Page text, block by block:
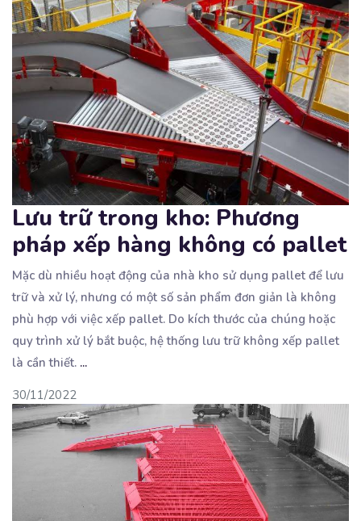
Lưu trữ trong kho: Phương
pháp xếp hàng không có pallet
Mặc dù nhiều hoạt động của nhà kho sử dụng pallet để lưu
trữ và xử lý, nhưng có một số sản phẩm đơn giản là không
phù hợp với việc xếp pallet. Do kích thước của chúng hoặc
quy trình xử lý bắt buộc, hệ thống lưu trữ không xếp pallet
là cần thiết. ...
30/11/2022